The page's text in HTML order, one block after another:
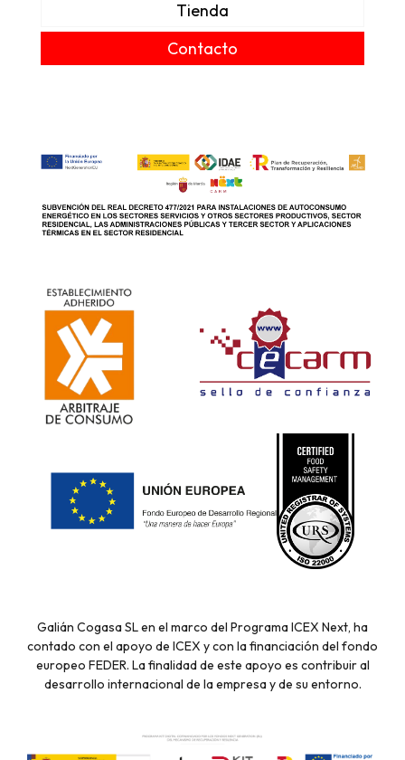
Tienda
Contacto
Galián Cogasa SL en el marco del Programa ICEX Next, ha
contado con el apoyo de ICEX y con la financiación del fondo
europeo FEDER. La finalidad de este apoyo es contribuir al
desarrollo internacional de la empresa y de su entorno.